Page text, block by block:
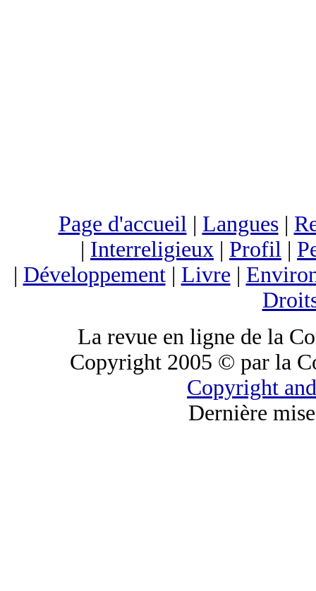
Page d'accueil| Langues|
| Interreligieux | Profil |
| Développement| Livre |
La revue en ligne de la
Copyright 2005 © par la
Copyright
Dernière